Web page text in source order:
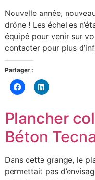
Nouvelle année,
drône ! Les échelles
équipé pour venir sur
contacter pour plus
Partager :
Cliquez
pour
Facebook(ouvre
dans
une
nouvelle
fenêtre)
Cliquez
pour
LinkedIn(ouvre
dans
une
nouvelle
fenêtre)
Plancher
Béton
Dans cette grange, le
permettait pas